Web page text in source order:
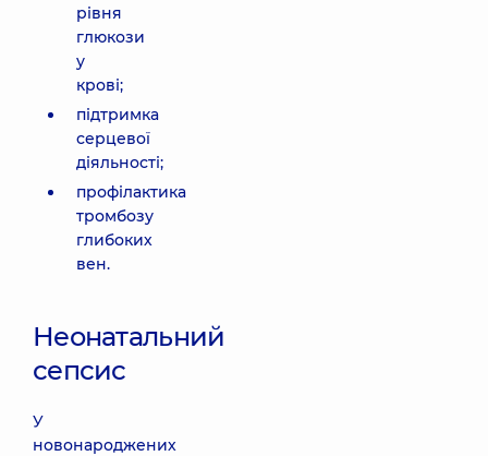
рівня
глюкози
у
крові;
підтримка
серцевої
діяльності;
профілактика
тромбозу
глибоких
вен.
Неонатальний
сепсис
У
новонароджених